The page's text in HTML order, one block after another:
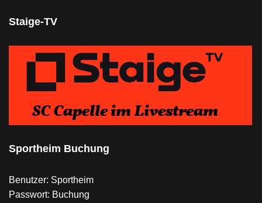
Staige-TV
Sportheim Buchung
Benutzer: Sportheim
Passwort: Buchung